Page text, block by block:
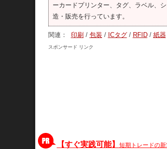
ーカードプリンター、タグ、ラベル、
造・販売を行っています。
関連： 印刷 / 包装 / ICタグ / RFID / 紙器
スポンサード リンク
【すぐ実践可能】 短期トレードの